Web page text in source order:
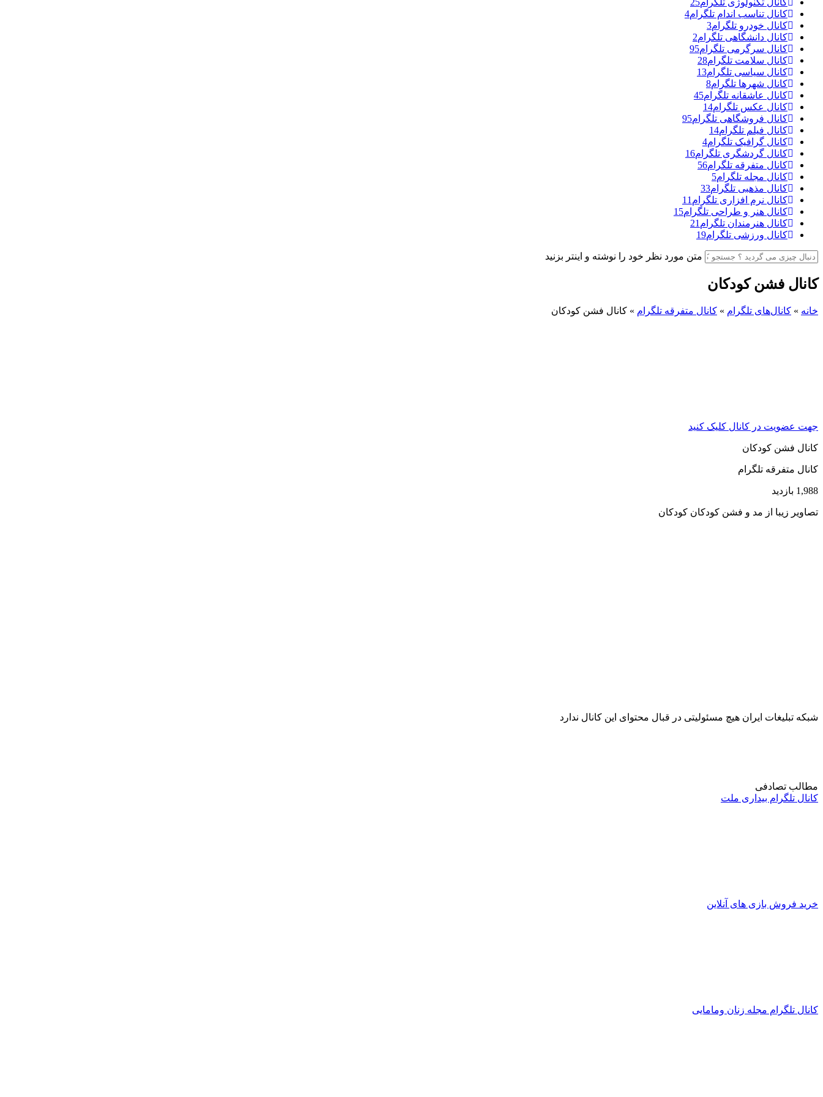
کانال تناسب اندام تلگرام4
کانال خودرو تلگرام3
کانال دانشگاهی تلگرام2
کانال سرگرمی تلگرام95
کانال سلامت تلگرام28
کانال سیاسی تلگرام13
کانال شهرها تلگرام8
کانال عاشقانه تلگرام45
کانال عکس تلگرام14
کانال فروشگاهی تلگرام95
کانال فیلم تلگرام14
کانال گرافیک تلگرام4
کانال گردشگری تلگرام16
کانال متفرقه تلگرام56
کانال مجله تلگرام5
کانال مذهبی تلگرام33
کانال نرم افزاری تلگرام 11
کانال هنر و طراحی تلگرام15
کانال هنرمندان تلگرام 21
کانال ورزشی تلگرام19
متن مورد نظر خود را نوشته و اینتر بزنید
کانال فشن کودکان
خانه » کانال‌های تلگرام » کانال متفرقه تلگرام » کانال فشن کودکان
جهت عضویت در کانال کلیک کنید
کانال فشن کودکان
کانال متفرقه تلگرام
1,988 بازدید
تصاویر زیبا از مد و فشن کودکان کودکان
شبکه تبلیغات ایران هیچ مسئولیتی در قبال محتوای این کانال ندارد
مطالب تصادفی
کانال تلگرام بیداری ملت
خرید فروش بازی های آنلاین
کانال تلگرام مجله زنان ومامایی